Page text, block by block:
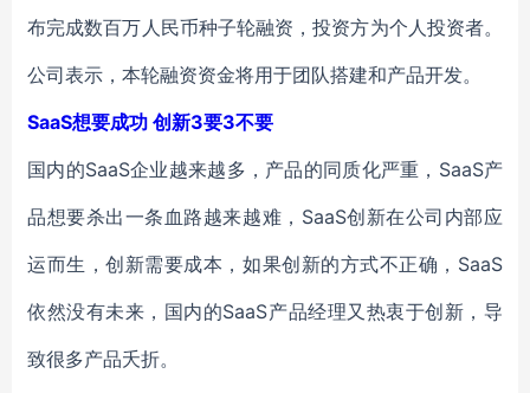
布完成数百万人民币种子轮融资，投资方为个人投资者。
公司表示，本轮融资资金将用于团队搭建和产品开发。
SaaS想要成功 创新3要3不要
国内的SaaS企业越来越多，产品的同质化严重，SaaS产
品想要杀出一条血路越来越难，SaaS创新在公司内部应
运而生，创新需要成本，如果创新的方式不正确，SaaS
依然没有未来，国内的SaaS产品经理又热衷于创新，导
致很多产品夭折。